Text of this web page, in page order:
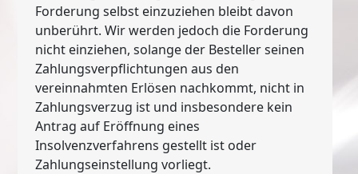
Forderung selbst einzuziehen bleibt davon
unberührt. Wir werden jedoch die Forderung
nicht einziehen, solange der Besteller seinen
Zahlungsverpflichtungen aus den
vereinnahmten Erlösen nachkommt, nicht in
Zahlungsverzug ist und insbesondere kein
Antrag auf Eröffnung eines
Insolvenzverfahrens gestellt ist oder
Zahlungseinstellung vorliegt.